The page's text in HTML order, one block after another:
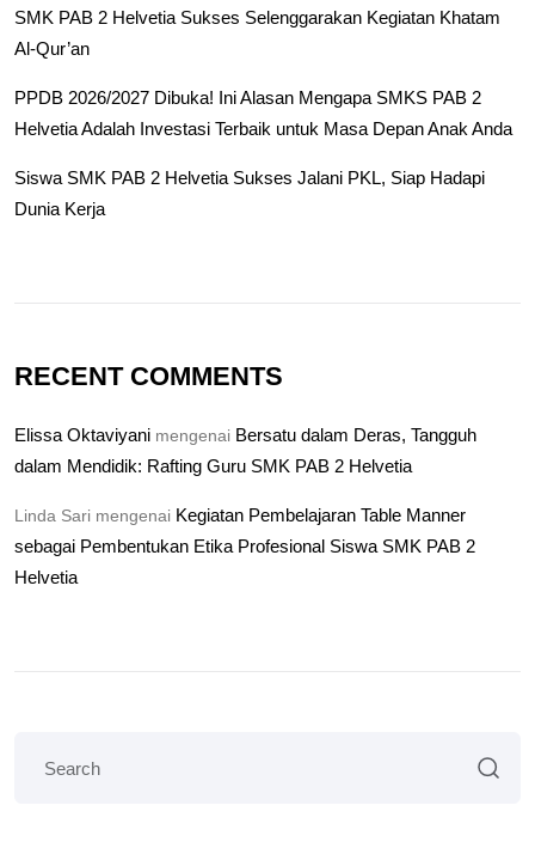
SMK PAB 2 Helvetia Sukses Selenggarakan Kegiatan Khatam
Al-Qur’an
PPDB 2026/2027 Dibuka! Ini Alasan Mengapa SMKS PAB 2
Helvetia Adalah Investasi Terbaik untuk Masa Depan Anak Anda
Siswa SMK PAB 2 Helvetia Sukses Jalani PKL, Siap Hadapi
Dunia Kerja
RECENT COMMENTS
Elissa Oktaviyani mengenai Bersatu dalam Deras, Tangguh
dalam Mendidik: Rafting Guru SMK PAB 2 Helvetia
Linda Sari mengenai Kegiatan Pembelajaran Table Manner
sebagai Pembentukan Etika Profesional Siswa SMK PAB 2
Helvetia